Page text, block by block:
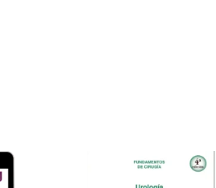
Rango
de
Este